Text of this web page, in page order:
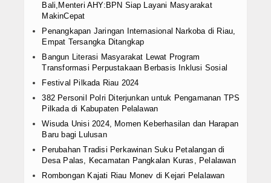
Bali,Menteri AHY:BPN Siap Layani Masyarakat
MakinCepat
Penangkapan Jaringan Internasional Narkoba di Riau,
Empat Tersangka Ditangkap
Bangun Literasi Masyarakat Lewat Program
Transformasi Perpustakaan Berbasis Inklusi Sosial
Festival Pilkada Riau 2024
382 Personil Polri Diterjunkan untuk Pengamanan TPS
Pilkada di Kabupaten Pelalawan
Wisuda Unisi 2024, Momen Keberhasilan dan Harapan
Baru bagi Lulusan
Perubahan Tradisi Perkawinan Suku Petalangan di
Desa Palas, Kecamatan Pangkalan Kuras, Pelalawan
Rombongan Kajati Riau Monev di Kejari Pelalawan